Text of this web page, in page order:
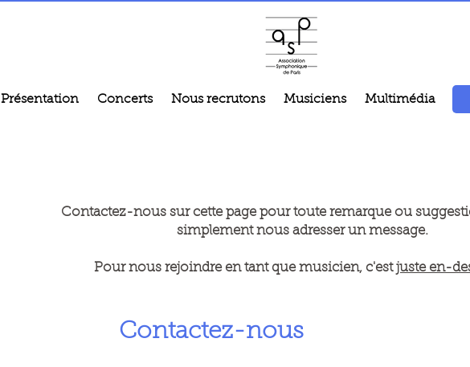
Présentation Concerts Nous recrutons Musiciens Multimédia
Contactez-nous sur cette page pour toute remarque ou
simplement nous adresser un message.
Pour nous rejoindre en tant que musicien, c'estjuste en-
Contactez-nous